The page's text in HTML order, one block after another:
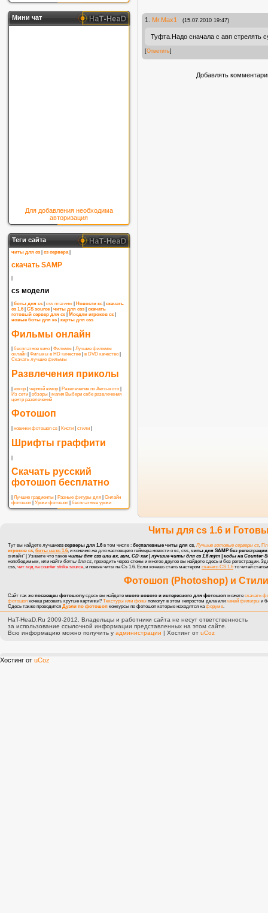
Мини чат
Для добавления необходима
авторизация
Теги сайта
читы для cs cs сервера|
скачать SAMP
cs модели
боты для cs css плагины Новости кс
скачать
cs 1.6| CS source| читы для css
скачать
готовый сервер для cs
Моедли игроков cs
новые боты для кс
карты для css
Фильмы онлайн
бесплатное кино Фильмы
Лучшие фильмы
онлайн
Фильмы в HD качестве в DVD качество
Скачать лучшие фильмы
Развлечения приколы
юмор черный юмор Развлечения по Авто-мото
Из сети
обзоры магия Выбери себе развлечения
центр развлечений
Фотошоп
новинки фотошоп cs Кисти стили
Шрифты граффити
|
Скачать русский
фотошоп бесплатно
Лучшие градиенты Разные фигуры для
Онлайн
фотошоп
Уроки фотошоп бесплатные уроки
1. Mr.Max1 (15.07.2010 19:47)
Туфта.Надо сначала с авп стрелять
[Ответить]
Добавлять
Читы для cs 1.6и
Тут вы найдете лучшиеcs серверы для 1.6 в том числе : беспалевные читы для cs Лучшие готовые серверы cs
игроков cs боты на кс 1.6 , и конечно же для настоящего геймера новости о кс, css читы для SAMP без регестрации
онлайн" | Узнаете что такое читы для css или вх, аим, CD-хак | лучшие читы для cs 1.6 тут |
коды на Counter-
непобедимым, или найти боты для cs , проходить через стены и многое другое вы найдете сдесь и без регестрации.
css, чит код на counter strike source , и новые читы на Cs 1.6 . Если хочешь стать мастером скачать CS 1.6 то читай
Фотошоп (Photoshop) и
Сайт так же посвещен фотошопусдесь вы найдете много нового и интересного для фотошоп можете скачать
фотошоп хочеш рисовать крутые картинки?Текстуры или фоны помогут в этом непростом дела или качай фильтры и
Сдесь также проводится Дуэли по фотошоп конкурсы по фотошоп которые находятся нафоруме.
HaT-HeaD.Ru 2009-2012. Владельцы и работники сайта не несут ответственность
за использование ссылочной информации представленных на этом сайте.
Всю информацию можно получить у администрации | Хостинг от uCoz
Хостинг от uCoz